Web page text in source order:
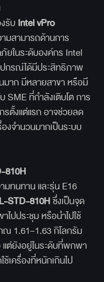
รับ Intel vPro
มสามารถด้านการ
ยในระดับองค์กร Intel
กรณ์ได้มีประสิทธิภาพ
มาก มีหลายสาขา หรือมี
SME ที่กำลังเติบโต การ
ตั้งแต่แรก อาจช่วยลด
องจำนวนมากเป็นระบบ
810H
มทนทาน และรุ่น E16
STD-810Hซึ่งเป็นจุด
ปประชุม หรือนำไปใช้
ณ 1.61–1.63 กิโลกรัม
ต่ยังอยู่ในระดับที่พกพา
ช้เครื่องที่หนักเกินไป